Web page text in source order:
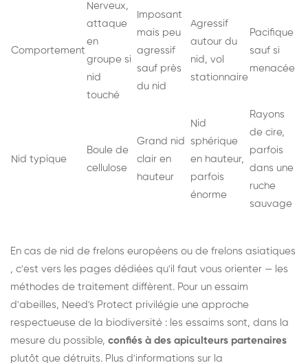
Comportement
Nerveux,
attaque
en
groupe si
nid
touché
Imposant
mais peu
agressif
sauf près
du nid
Agressif
autour du
nid, vol
stationnaire
Pacifique
sauf si
menacée
Nid typique
Boule de
cellulose
Grand nid
clair en
hauteur
Nid
sphérique
en hauteur,
parfois
énorme
Rayons
de cire,
parfois
dans une
ruche
sauvage
En cas de nid de frelons européens ou de frelons asiatiques
, c'est vers les pages dédiées qu'il faut vous orienter — les
méthodes de traitement diffèrent. Pour un essaim
d'abeilles, Need's Protect privilégie une approche
respectueuse de la biodiversité : les essaims sont, dans la
mesure du possible, confiés à des apiculteurs partenaires
plutôt que détruits. Plus d'informations sur la